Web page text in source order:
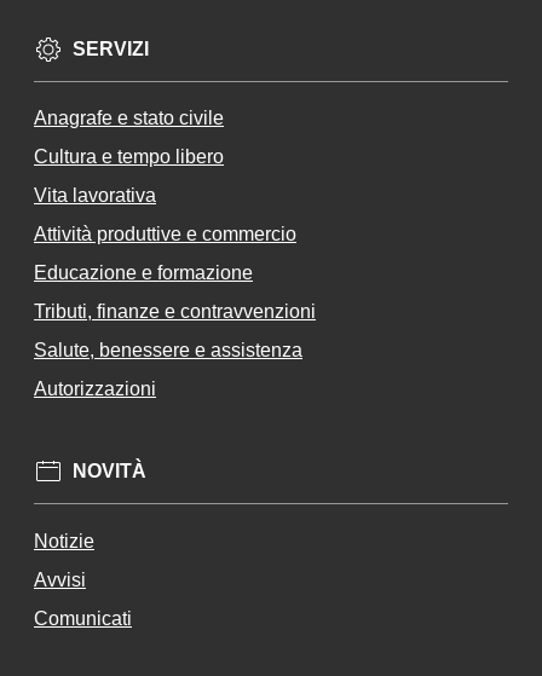
rre
Ca
m
pi
no
Seguici
SERVIZI
Anagrafe e stato civile
Cultura e tempo libero
Vita lavorativa
Attività produttive e commercio
Educazione e formazione
Tributi, finanze e contravvenzioni
Salute, benessere e assistenza
Autorizzazioni
NOVITÀ
Notizie
Avvisi
Comunicati